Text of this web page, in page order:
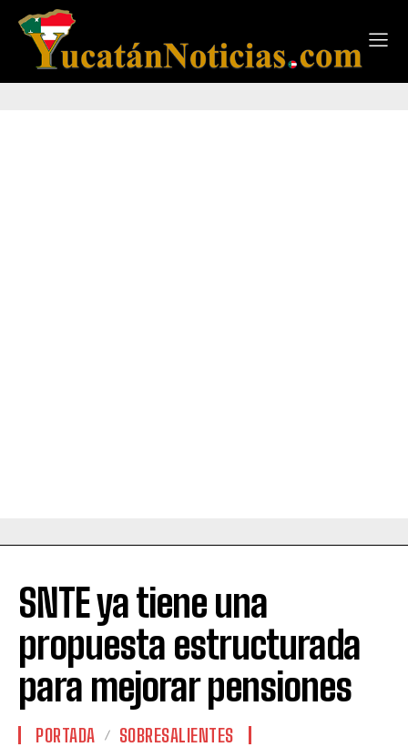
SNTE ya tiene una
propuesta estructurada
para mejorar pensiones
PORTADA SOBRESALIENTES